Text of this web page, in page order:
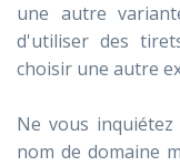
une autre
d'utiliser des
choisir une autre
Ne vous
nom de domaine